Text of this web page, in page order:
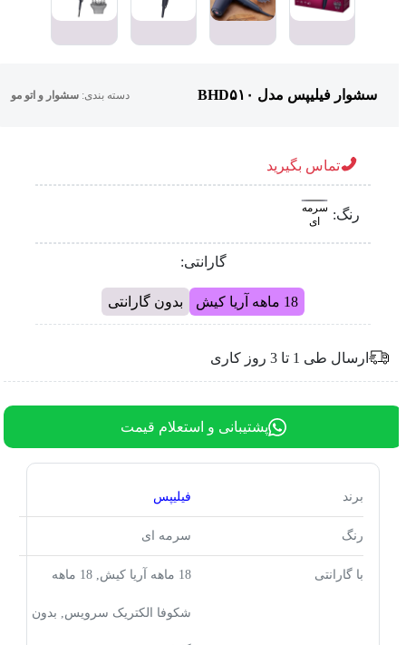
سشوار فیلیپس مدل BHD۵۱۰ دسته بندی:سشوار و اتو مو
تماس بگیرید
رنگ:
سرمه
ای
گارانتی:
18 ماهه آریا کیش بدون گارانتی
ارسال طی 1 تا 3 روز کاری
پشتیبانی و استعلام قیمت
برند فیلیپس
رنگ سرمه ای
با گارانتی 18 ماهه آریا کیش, 18 ماهه
شکوفا الکتریک سرویس, بدون